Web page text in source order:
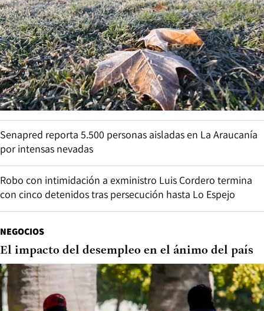
Senapred reporta 5.500 personas aisladas en La Araucanía
por intensas nevadas
Robo con intimidación a exministro Luis Cordero termina
con cinco detenidos tras persecución hasta Lo Espejo
NEGOCIOS
El impacto del desempleo en el ánimo del país